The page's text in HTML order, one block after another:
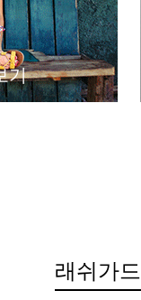
기
래쉬가드